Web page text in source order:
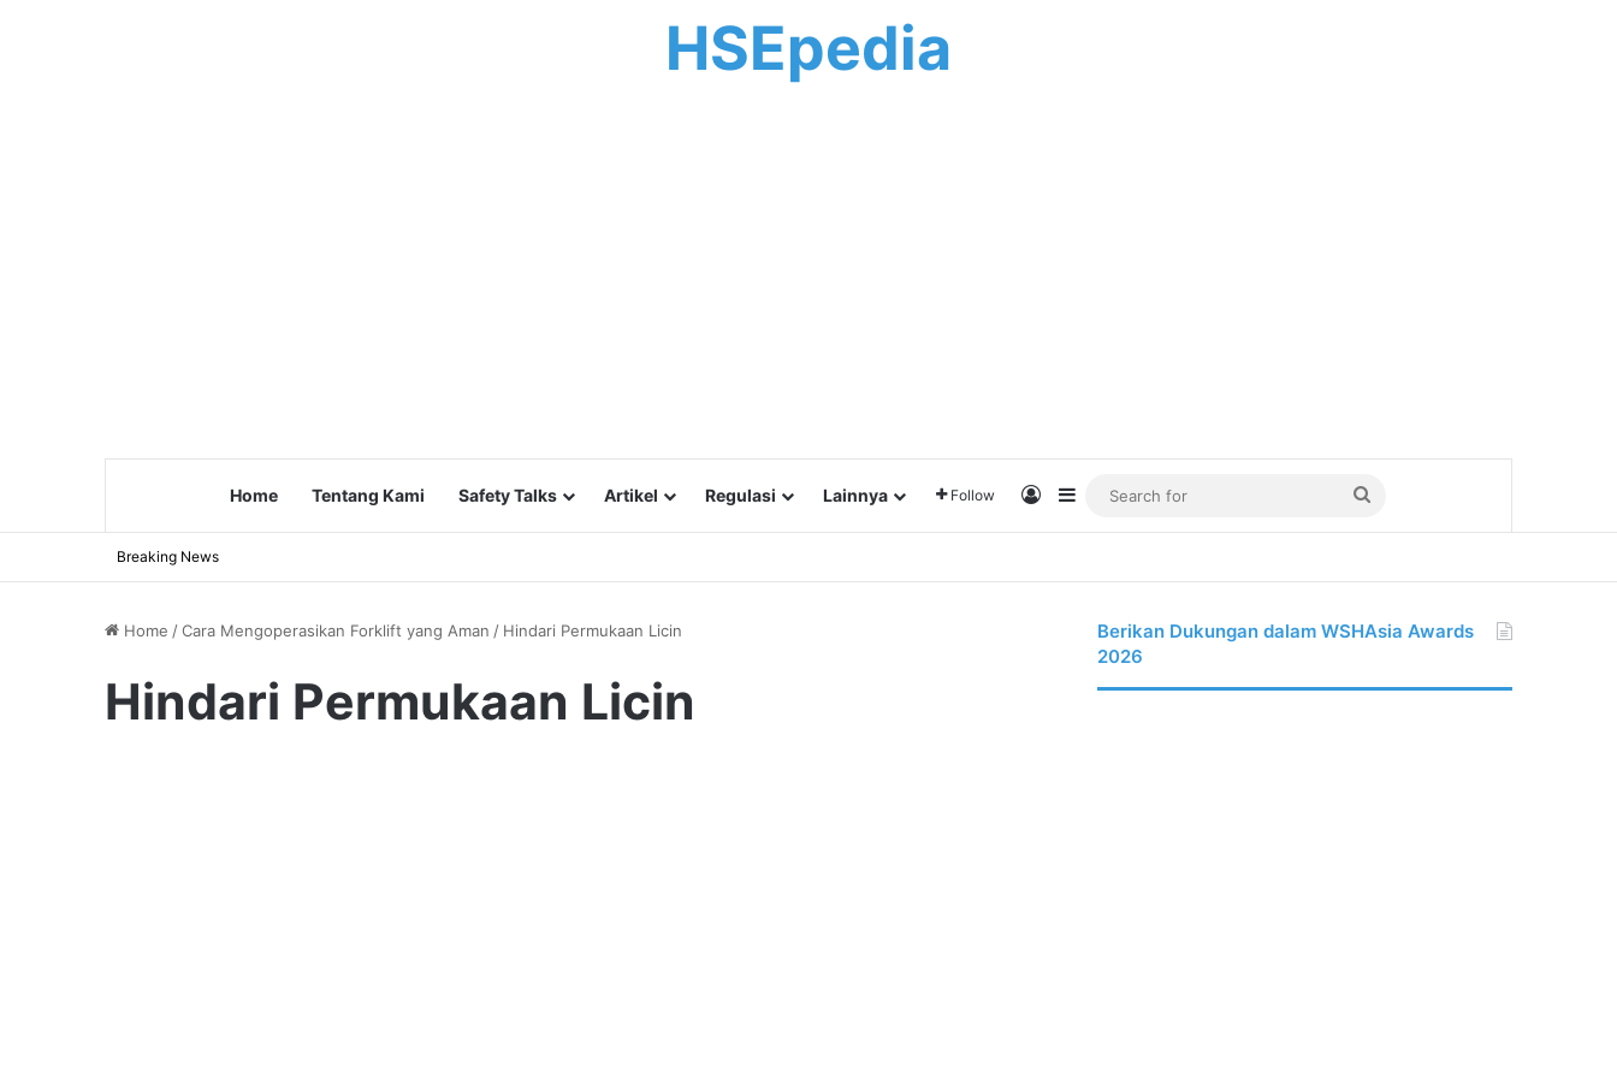
HSEpedia
Home Tentang Kami Safety Talks Artikel Regulasi Lainnya Follow Log InSidebar
for
Breaking News
Home /Cara Mengoperasikan Forklift yang Aman / Hindari Permukaan Licin
Hindari Permukaan Licin
Berikan Dukungan dalam WSHAsia Awards
2026